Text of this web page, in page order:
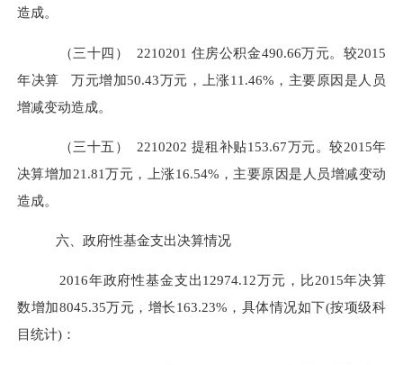
造成。
（三十四） 2210201 住房公积金490.66万元。较2015
年决算 万元增加50.43万元，上涨11.46%，主要原因是人员
增减变动造成。
（三十五） 2210202 提租补贴153.67万元。较2015年
决算增加21.81万元，上涨16.54%，主要原因是人员增减变动
造成。
六、政府性基金支出决算情况
2016年政府性基金支出12974.12万元，比2015年决算
数增加8045.35万元，增长163.23%，具体情况如下(按项级科
目统计)：